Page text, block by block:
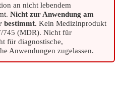
an nicht lebendem
Nicht zur Anwendung am
bestimmt. Kein Medizinprodukt
745 (MDR). Nicht für
für diagnostische,
Anwendungen zugelassen.